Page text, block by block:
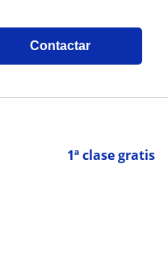
Contactar
1ª clase gratis